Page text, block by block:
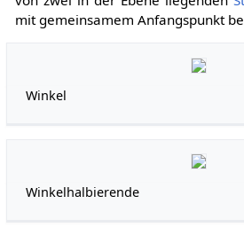
mit gemeinsamem Anfangspunkt
Winkel
Winkelhalbierende